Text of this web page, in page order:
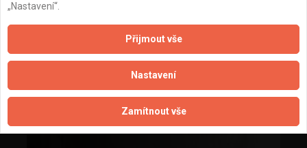
„Nastavení“.
Přijmout vše
Nastavení
Zamítnout vše